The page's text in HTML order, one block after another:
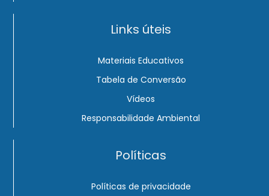
Links úteis
Materiais Educativos
Tabela de Conversão
Vídeos
Responsabilidade Ambiental
Políticas
Políticas de privacidade